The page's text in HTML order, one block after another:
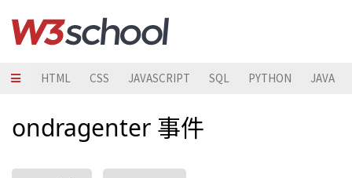
HTML CSS JAVASCRIPT SQL PYTHON JAVA
ondragenter 事件